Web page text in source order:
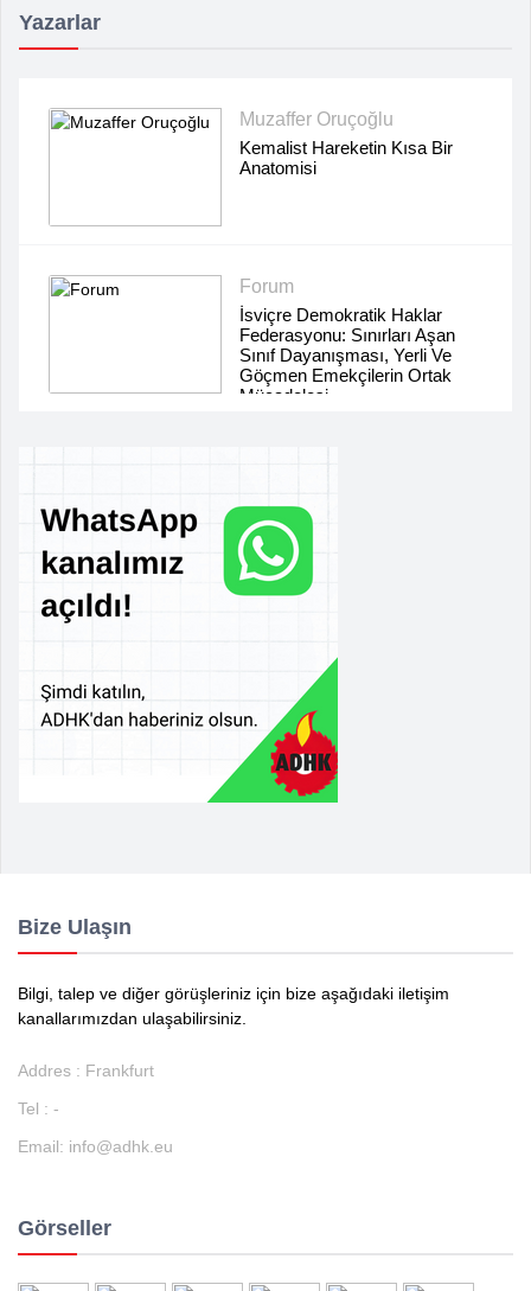
Yazarlar
Muzaffer Oruçoğlu
Kemalist Hareketin Kısa Bir
Anatomisi
Forum
İsviçre Demokratik Haklar
Federasyonu: Sınırları Aşan
Sınıf Dayanışması, Yerli Ve
Göçmen Emekçilerin Ortak
Mücadelesi
Bize Ulaşın
Bilgi, talep ve diğer görüşleriniz için bize aşağıdaki iletişim
kanallarımızdan ulaşabilirsiniz.
Addres : Frankfurt
Tel : -
Email: info@adhk.eu
Görseller